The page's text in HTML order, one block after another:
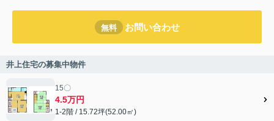
無料 お問い合わせ
井上住宅の募集中物件
15〇
4.5万円
1-2階 / 15.72坪(52.00㎡)